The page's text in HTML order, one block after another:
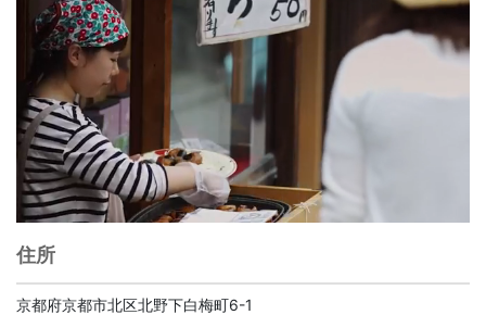
住所
京都府京都市北区北野下白梅町6-1